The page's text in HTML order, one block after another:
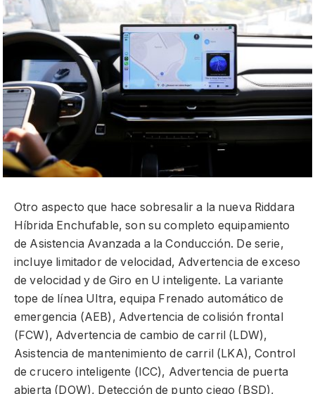
Otro aspecto que hace sobresalir a la nueva Riddara
Híbrida Enchufable, son su completo equipamiento
de Asistencia Avanzada a la Conducción. De serie,
incluye limitador de velocidad, Advertencia de exceso
de velocidad y de Giro en U inteligente. La variante
tope de línea Ultra, equipa Frenado automático de
emergencia (AEB), Advertencia de colisión frontal
(FCW), Advertencia de cambio de carril (LDW),
Asistencia de mantenimiento de carril (LKA), Control
de crucero inteligente (ICC), Advertencia de puerta
abierta (DOW), Detección de punto ciego (BSD),